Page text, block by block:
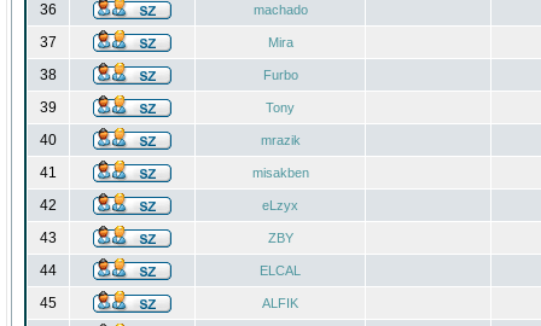
36 machado
37 Mira
38 Furbo
39 Tony
40 mrazik
41 misakben
42 eLzyx
43 ZBY
44 ELCAL
45 ALFIK